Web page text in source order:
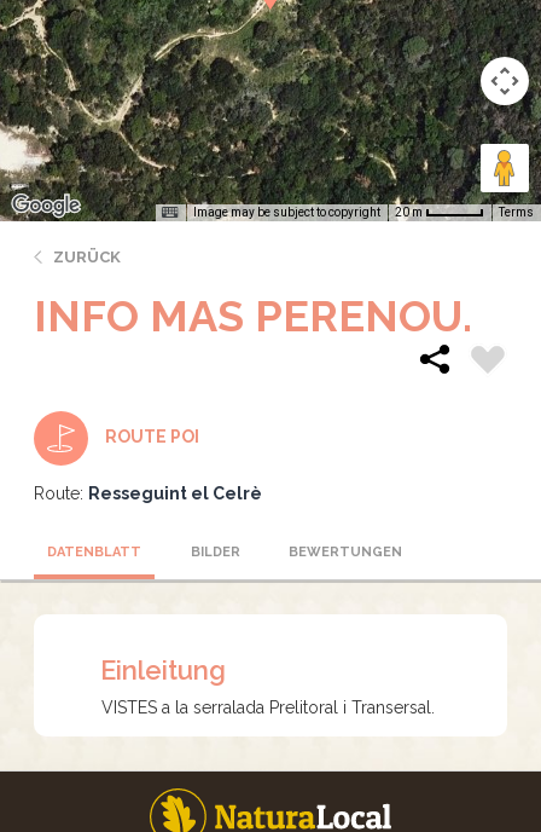
Image may be subject to copyright 20 m Terms
ZURÜCK
INFO MAS PERENOU.
ROUTE POI
Route: Resseguint el Celrè
DATENBLATT BILDER BEWERTUNGEN
Einleitung
VISTES a la serralada Prelitoral i Transersal.